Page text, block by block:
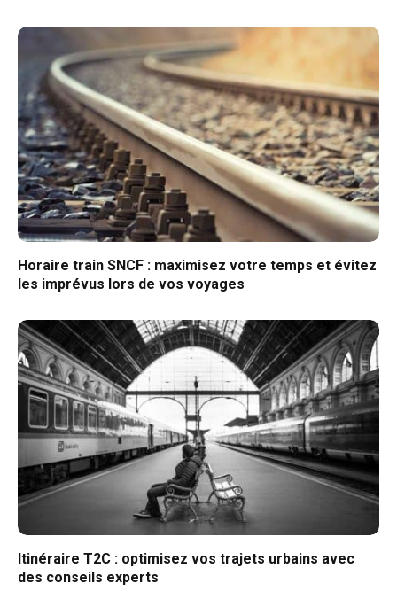
Horaire train SNCF : maximisez votre temps et évitez
les imprévus lors de vos voyages
Itinéraire T2C : optimisez vos trajets urbains avec
des conseils experts